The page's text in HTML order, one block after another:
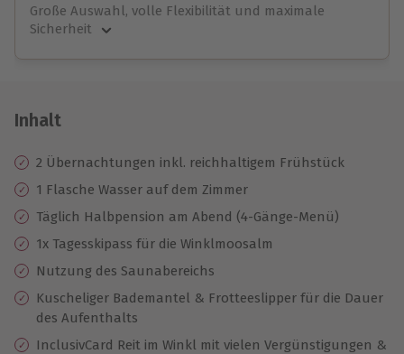
Große Auswahl, volle Flexibilität und maximale
Sicherheit
Jeder Gutschein für alle Erlebnisse einlösbar.
10 Jahre gültig & verlängerbar.
Inhalt
2 Übernachtungen inkl. reichhaltigem Frühstück
1 Flasche Wasser auf dem Zimmer
Täglich Halbpension am Abend (4-Gänge-Menü)
1x Tagesskipass für die Winklmoosalm
Nutzung des Saunabereichs
Kuscheliger Bademantel & Frotteeslipper für die Dauer
des Aufenthalts
InclusivCard Reit im Winkl mit vielen Vergünstigungen &